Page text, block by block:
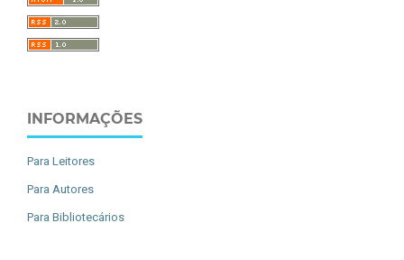
INFORMAÇÕES
Para Leitores
Para Autores
Para Bibliotecários